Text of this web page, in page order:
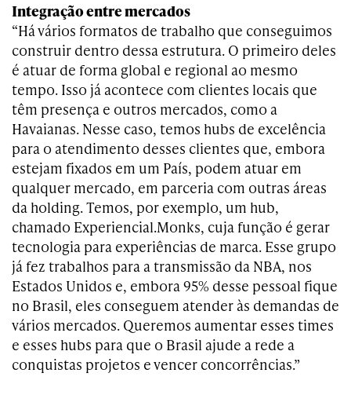
Integração entre mercados
“Há vários formatos de trabalho que conseguimos
construir dentro dessa estrutura. O primeiro deles
é atuar de forma global e regional ao mesmo
tempo. Isso já acontece com clientes locais que
têm presença e outros mercados, como a
Havaianas. Nesse caso, temos hubs de excelência
para o atendimento desses clientes que, embora
estejam fixados em um País, podem atuar em
qualquer mercado, em parceria com outras áreas
da holding. Temos, por exemplo, um hub,
chamado Experiencial.Monks, cuja função é gerar
tecnologia para experiências de marca. Esse grupo
já fez trabalhos para a transmissão da NBA, nos
Estados Unidos e, embora 95% desse pessoal fique
no Brasil, eles conseguem atender às demandas de
vários mercados. Queremos aumentar esses times
e esses hubs para que o Brasil ajude a rede a
conquistas projetos e vencer concorrências.”